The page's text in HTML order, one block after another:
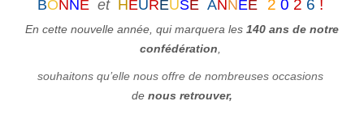
BONNE et HEUREUSE ANNÉE 2 0 2 6 !
En cette nouvelle année, qui marquera les 140 ans de notre
confédération
souhaitons qu’elle nous offre de nombreuses occasions
de nous retrouver,